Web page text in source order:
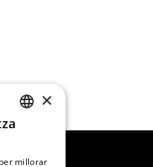
CATALAN
×
millorar